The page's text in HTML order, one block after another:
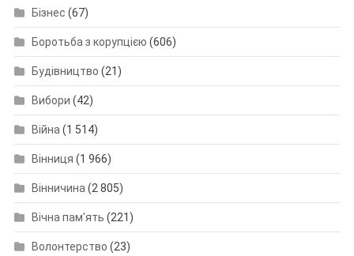
Бізнес (67)
Боротьба з корупцією (606)
Будівництво (21)
Вибори (42)
Війна (1 514)
Вінниця (1 966)
Вінничина (2 805)
Вічна пам'ять (221)
Волонтерство (23)